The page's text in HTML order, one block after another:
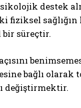
destek
fiziksel
bir süreçtir.
bağlı olarak
değiştirmektir.